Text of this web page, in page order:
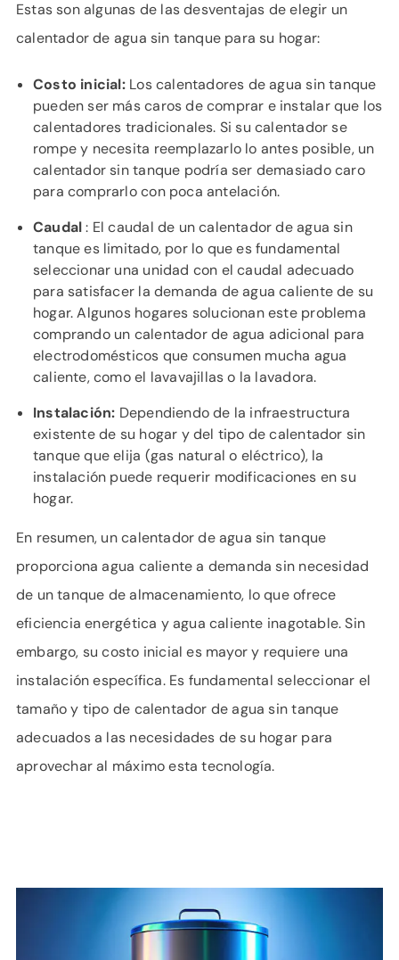
Estas son algunas de las desventajas de elegir un
calentador de agua sin tanque para su hogar:
Costo inicial:Los calentadores de agua sin tanque
pueden ser más caros de comprar e instalar que los
calentadores tradicionales. Si su calentador se
rompe y necesita reemplazarlo lo antes posible, un
calentador sin tanque podría ser demasiado caro
para comprarlo con poca antelación.
Caudal: El caudal de un calentador de agua sin
tanque es limitado, por lo que es fundamental
seleccionar una unidad con el caudal adecuado
para satisfacer la demanda de agua caliente de su
hogar. Algunos hogares solucionan este problema
comprando un calentador de agua adicional para
electrodomésticos que consumen mucha agua
caliente, como el lavavajillas o la lavadora.
Instalación: Dependiendo de la infraestructura
existente de su hogar y del tipo de calentador sin
tanque que elija (gas natural o eléctrico), la
instalación puede requerir modificaciones en su
hogar.
En resumen, un calentador de agua sin tanque
proporciona agua caliente a demanda sin necesidad
de un tanque de almacenamiento, lo que ofrece
eficiencia energética y agua caliente inagotable. Sin
embargo, su costo inicial es mayor y requiere una
instalación específica. Es fundamental seleccionar el
tamaño y tipo de calentador de agua sin tanque
adecuados a las necesidades de su hogar para
aprovechar al máximo esta tecnología.